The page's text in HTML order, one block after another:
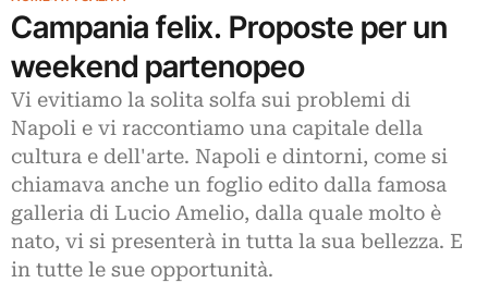
Campania felix. Proposte per un
weekend partenopeo
Vi evitiamo la solita solfa sui problemi di
Napoli e vi raccontiamo una capitale della
cultura e dell'arte. Napoli e dintorni, come si
chiamava anche un foglio edito dalla famosa
galleria di Lucio Amelio, dalla quale molto è
nato, vi si presenterà in tutta la sua bellezza. E
in tutte le sue opportunità.